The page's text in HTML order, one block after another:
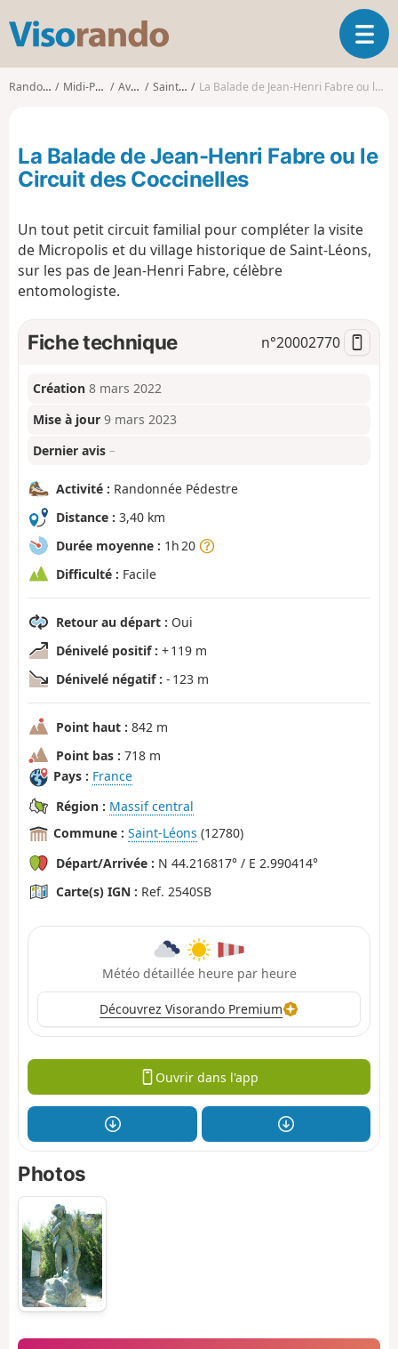
s
o
d
o
O
u
l
i
i
n
Randonnées Midi-Pyrénées Aveyron Saint-Léons La Balade de Jean-Henri Fabre ou le Circuit des Coccinelles
La Balade de Jean-Henri Fabre ou le
Circuit des Coccinelles
Un tout petit circuit familial pour compléter la visite
de Micropolis et du village historique de Saint-Léons,
sur les pas de Jean-Henri Fabre, célèbre
entomologiste.
Fiche technique n°20002770
Création 8 mars 2022
Mise à jour 9 mars 2023
Dernier avis –
Activité : Randonnée Pédestre
Distance : 3,40 km
Durée moyenne : 1h 20
Difficulté : Facile
Retour au départ : Oui
Dénivelé positif : + 119 m
Dénivelé négatif : - 123 m
Point haut : 842 m
Point bas : 718 m
Pays : France
Région : Massif central
Commune : Saint-Léons (12780)
Départ/Arrivée : N 44.216817° / E 2.990414°
Carte(s) IGN : Ref. 2540SB
Météo détaillée heure par heure
Découvrez Visorando Premium
Ouvrir dans l'app
Photos